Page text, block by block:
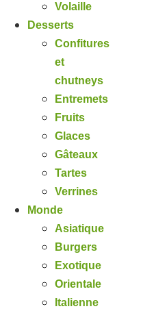
Volaille
Desserts
Confitures
et
chutneys
Entremets
Fruits
Glaces
Gâteaux
Tartes
Verrines
Monde
Asiatique
Burgers
Exotique
Orientale
Italienne